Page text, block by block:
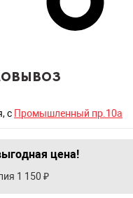
, с Промышленный пр.10а
цена!
1 150 ₽